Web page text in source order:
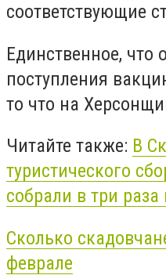
соответствующие
Единственное, что
поступления
то что на
Читайте также: В
туристического
собрали в три
Сколько
феврале